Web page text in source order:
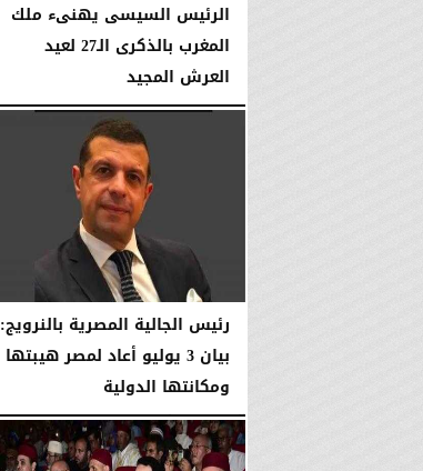
الرئيس السيسى يهنىء ملك
المغرب بالذكرى الـ27 لعيد
العرش المجيد
الخميس، 30 يوليو 2026 12:48 مـ
رئيس الجالية المصرية بالنرويج:
بيان 3 يوليو أعاد لمصر هيبتها
ومكانتها الدولية
الخميس، 2 يوليو 2026 10:34 مـ